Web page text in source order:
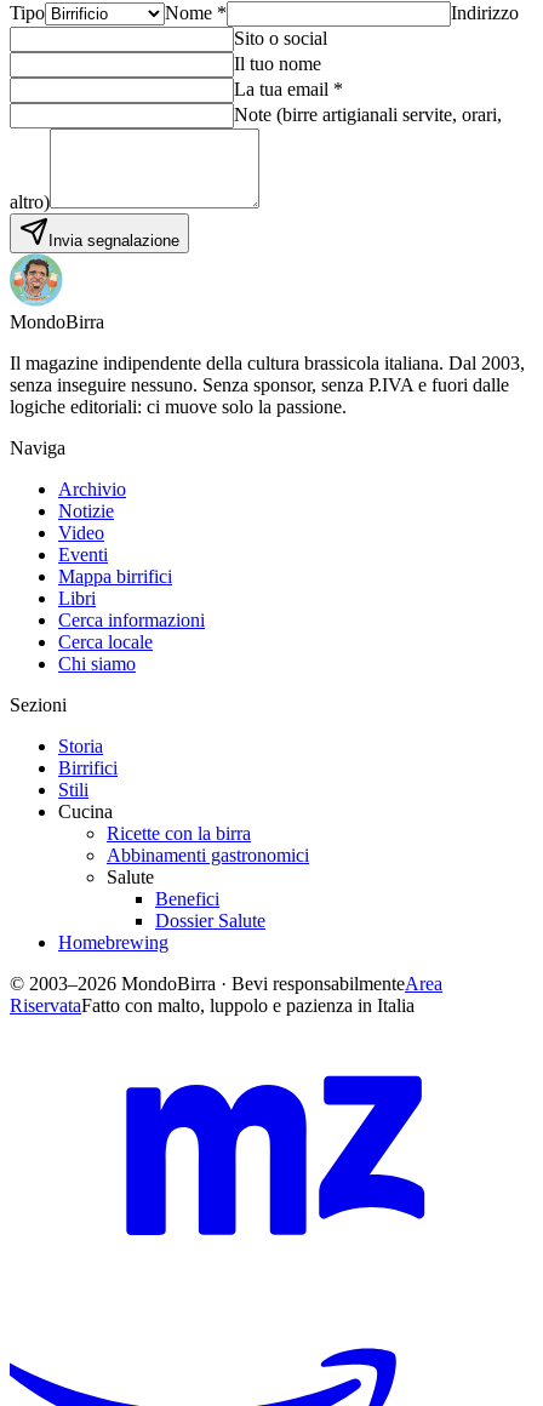
Tipo Nome *
Indirizzo
Sito o social
Il tuo nome
La tua email *
Note (birre artigianali servite, orari,
altro)
Invia segnalazione
MondoBirra
Il magazine indipendente della cultura brassicola italiana. Dal 2003,
senza inseguire nessuno. Senza sponsor, senza P.IVA e fuori dalle
logiche editoriali: ci muove solo la passione.
Naviga
Archivio
Notizie
Video
Eventi
Mappa birrifici
Libri
Cerca informazioni
Cerca locale
Chi siamo
Sezioni
Storia
Birrifici
Stili
Cucina
Ricette con la birra
Abbinamenti gastronomici
Salute
Benefici
Dossier Salute
Homebrewing
© 2003–2026 MondoBirra · Bevi responsabilmenteArea
RiservataFatto con malto, luppolo e pazienza in Italia